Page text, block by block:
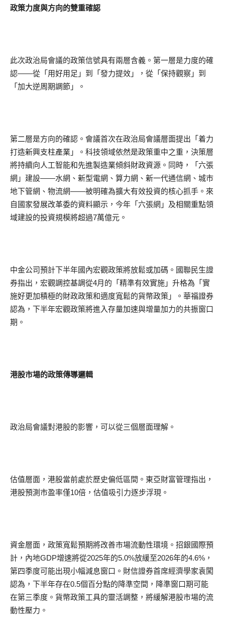
政策力度與方向的雙重確認
此次政治局會議的政策信號具有兩層含義。第一層是力度的確
認——從「用好用足」到「發力提效」，從「保持觀察」到
「加大逆周期調節」。
第二層是方向的確認。會議首次在政治局會議層面提出「着力
打造新興支柱產業」。科技領域依然是政策重中之重，決策層
將持續向人工智能和先進製造業傾斜財政資源。同時，「六張
網」建設——水網、新型電網、算力網、新一代通信網、城市
地下管網、物流網——被明確為擴大有效投資的核心抓手。來
自國家發展改革委的資料顯示，今年「六張網」及相關重點領
域建設的投資規模將超過7萬億元。
中金公司預計下半年國內宏觀政策將放鬆或加碼。國聯民生證
券指出，宏觀調控基調從4月的「精準有效實施」升格為「實
施好更加積極的財政政策和適度寬鬆的貨幣政策」。華福證券
認為，下半年宏觀政策將進入存量加速與增量加力的共振窗口
期。
港股市場的政策傳導邏輯
政治局會議對港股的影響，可以從三個層面理解。
估值層面，港股當前處於歷史偏低區間。東亞財富管理指出，
港股預測市盈率僅10倍，估值吸引力逐步浮現。
資金層面，政策寬鬆預期將改善市場流動性環境。招銀國際預
計，內地GDP增速將從2025年的5.0%放緩至2026年的4.6%，
第四季度可能出現小幅減息窗口。財信證券首席經濟學家袁闖
認為，下半年存在0.5個百分點的降準空間，降準窗口期可能
在第三季度。貨幣政策工具的靈活調整，將緩解港股市場的流
動性壓力。